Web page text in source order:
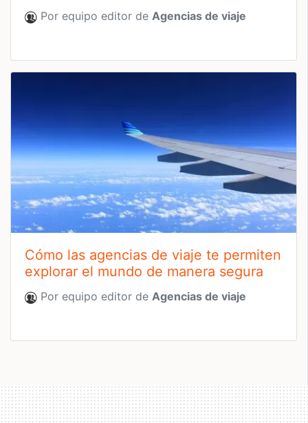
Por equipo editor de Agencias de viaje
Cómo las agencias de viaje te permiten
explorar el mundo de manera segura
Por equipo editor de Agencias de viaje